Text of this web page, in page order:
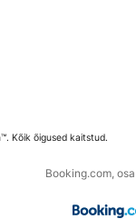
Kõik õigused kaitstud.
Booking.com,